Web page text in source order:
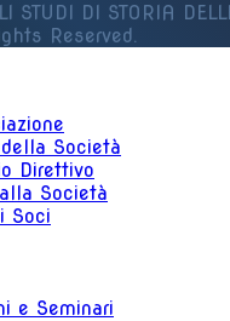
STUDI DI STORIA
Reserved.
Società
Direttivo
Società
Soci
e Seminari